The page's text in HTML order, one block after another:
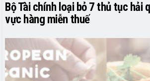
Bộ Tài chính loại bỏ 7 thủ tục hải
vực hàng miễn thuế